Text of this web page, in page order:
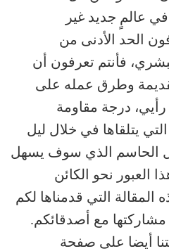
عالمٍ جديد غير
الحد الأدنى من
فأنتم تعرفون أن
وطرق عمله على
رأيي، درجة مقاومة
يتلقاها في خلال ليل
الحاسم الذي سوف يسهل
العبور نحو الكائن
المقالة التي قدمناها لكم
مشاركتها مع أصدقائكم.
أيضا على صفحة